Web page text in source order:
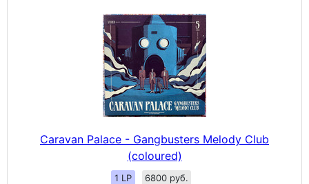
Caravan Palace - Gangbusters Melody Club
(coloured)
1 LP 6800 руб.